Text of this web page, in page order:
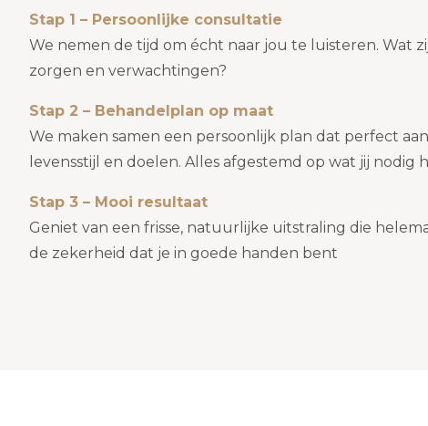
Stap 1 – Persoonlijke consultatie
We nemen de tijd om écht naar jou te luisteren. Wat
zorgen en verwachtingen?
Stap 2 – Behandelplan op maat
We maken samen een persoonlijk plan dat perfect
levensstijl en doelen. Alles afgestemd op wat jij nodig
Stap 3 – Mooi resultaat
Geniet van een frisse, natuurlijke uitstraling die
de zekerheid dat je in goede handen bent